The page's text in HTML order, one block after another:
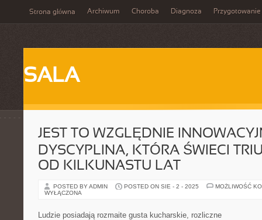
Strona główna Archiwum Choroba Diagnoza Przygotowanie
SALA
JEST TO WZGLĘDNIE
DYSCYPLINA, KTÓRA ŚWIECI
OD KILKUNASTU LAT
POSTED BY ADMIN POSTED ON SIE - 2 - 2025
MOŻLIWOŚĆ
WYŁĄCZONA
Ludzie posiadają rozmaite gusta kucharskie, rozliczne